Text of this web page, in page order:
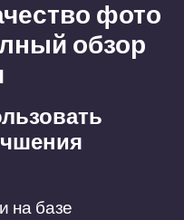
фото
обзор
на базе